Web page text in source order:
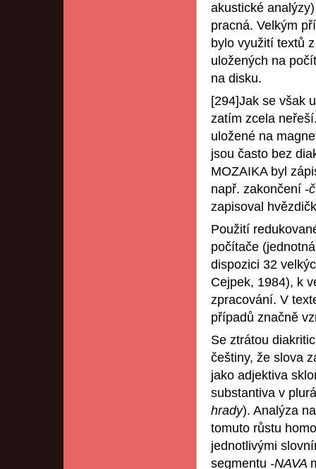
akustické
pracná. Velkým
bylo využití textů
uložených na
na disku.
[294]Jak se však
zatím zcela
uložené na
jsou často bez
MOZAIKA byl
např. zakončení -
zapisoval
Použití
počítače
dispozici 32
Cejpek, 1984), k
zpracování. V
případů značně
Se ztrátou
češtiny, že slova
jako adjektiva
substantiva v
hrady). Analýza
tomuto růstu
jednotlivými
segmentu -NAVA